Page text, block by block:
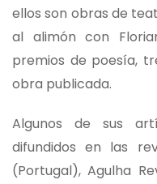
ellos son obras de
al alimón con
premios de poesía,
obra publicada.
Algunos de sus
difundidos en las
(Portugal), Agulha